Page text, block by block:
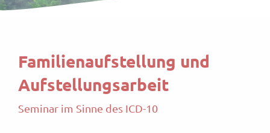
Familienaufstellung und
Aufstellungsarbeit
Seminar im Sinne des ICD-10